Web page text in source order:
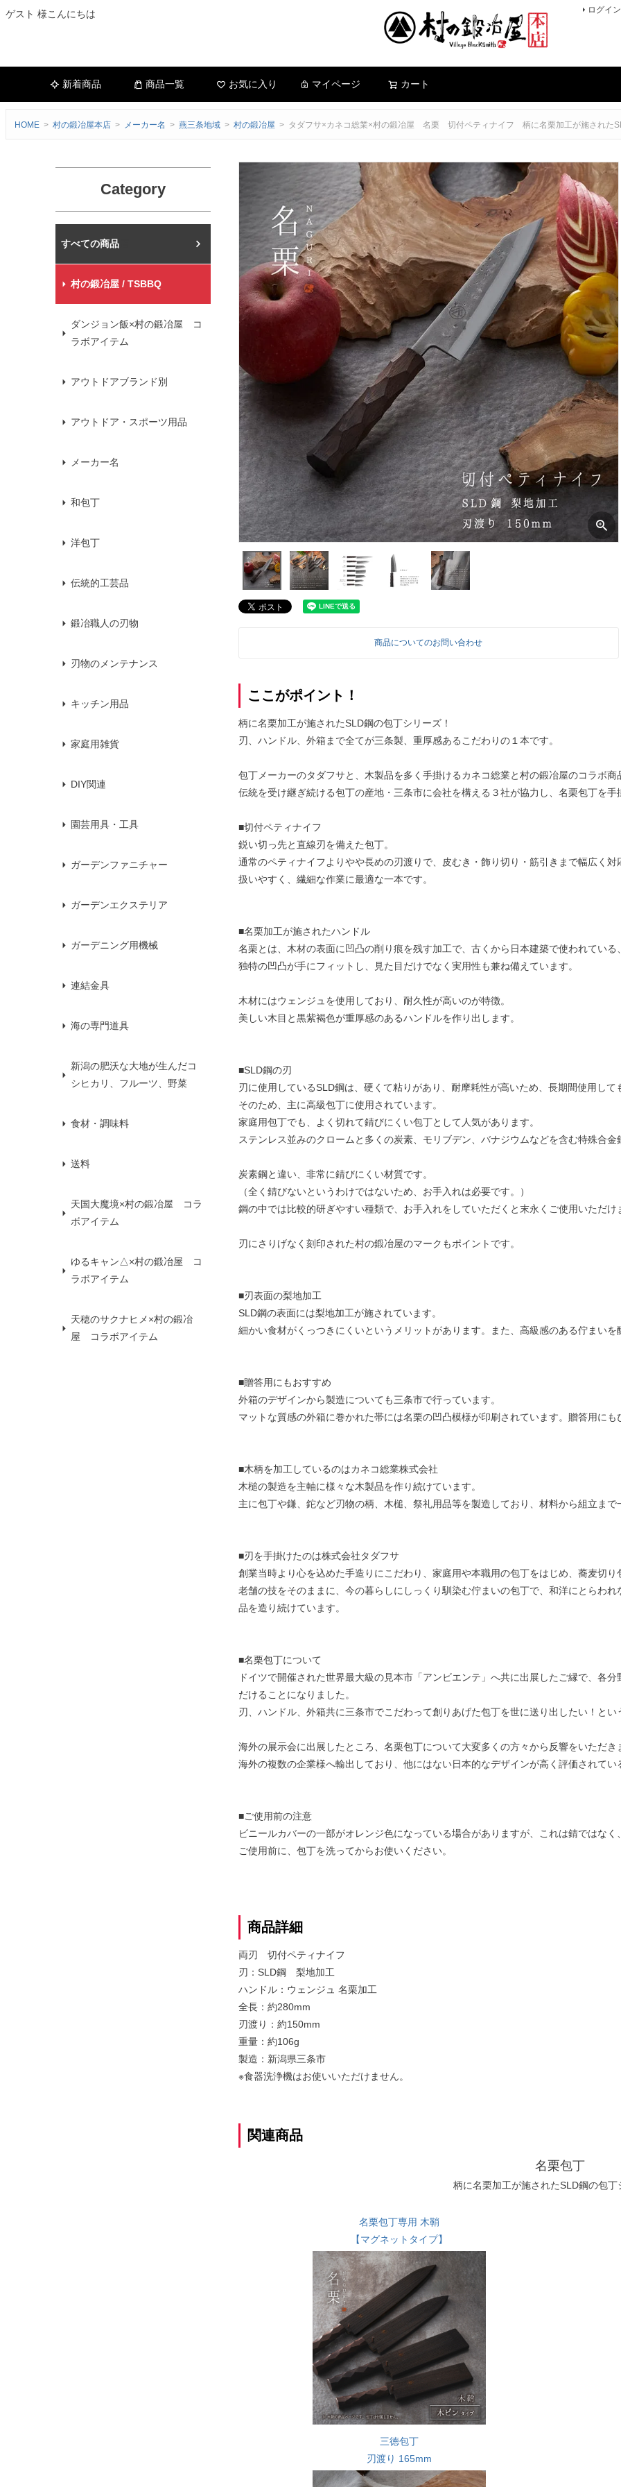
ゲスト 様こんにちは ログイン
新着商品 商品一覧 お気に入り マイページ カート
HOME 村の鍛冶屋本店 メーカー名 燕三条地域 村の鍛冶屋 タダフサ×カネコ総業×村の鍛冶屋 名栗 切付ペティナイフ 柄に名栗加工が施された
Category
村の鍛冶屋本店
村の鍛冶屋 / TSBBQ
ダンジョン飯×村の鍛冶屋 コ
ラボアイテム
アウトドアブランド別
アウトドア・スポーツ用品
メーカー名
和包丁
洋包丁
伝統的工芸品
鍛冶職人の刃物
刃物のメンテナンス
キッチン用品
家庭用雑貨
DIY関連
園芸用具・工具
ガーデンファニチャー
ガーデンエクステリア
ガーデニング用機械
連結金具
海の専門道具
新潟の肥沃な大地が生んだコ
シヒカリ、フルーツ、野菜
食材・調味料
送料
天国大魔境×村の鍛冶屋 コラ
ボアイテム
ゆるキャン△×村の鍛冶屋 コ
ラボアイテム
天穂のサクナヒメ×村の鍛冶
屋 コラボアイテム
商品についてのお問い合わせ
ここがポイント！
柄に名栗加工が施されたSLD鋼の包丁シリーズ！
刃、ハンドル、外箱まで全てが三条製、重厚感あるこだわりの１本です。
包丁メーカーのタダフサと、木製品を多く手掛けるカネコ総業と村の鍛冶屋のコラボ商
伝統を受け継ぎ続ける包丁の産地・三条市に会社を構える３社が協力し、名栗包丁を手
■切付ペティナイフ
鋭い切っ先と直線刃を備えた包丁。
通常のペティナイフよりやや長めの刃渡りで、皮むき・飾り切り・筋引きまで幅広く対
扱いやすく、繊細な作業に最適な一本です。
■名栗加工が施されたハンドル
名栗とは、木材の表面に凹凸の削り痕を残す加工で、古くから日本建築で使われている
独特の凹凸が手にフィットし、見た目だけでなく実用性も兼ね備えています。
木材にはウェンジュを使用しており、耐久性が高いのが特徴。
美しい木目と黒紫褐色が重厚感のあるハンドルを作り出します。
■SLD鋼の刃
刃に使用しているSLD鋼は、硬くて粘りがあり、耐摩耗性が高いため、長期間使用して
そのため、主に高級包丁に使用されています。
家庭用包丁でも、よく切れて錆びにくい包丁として人気があります。
ステンレス並みのクロームと多くの炭素、モリブデン、バナジウムなどを含む特殊合金
炭素鋼と違い、非常に錆びにくい材質です。
（全く錆びないというわけではないため、お手入れは必要です。）
鋼の中では比較的研ぎやすい種類で、お手入れをしていただくと末永くご使用いただけ
刃にさりげなく刻印された村の鍛冶屋のマークもポイントです。
■刃表面の梨地加工
SLD鋼の表面には梨地加工が施されています。
細かい食材がくっつきにくいというメリットがあります。また、高級感のある佇まいを
■贈答用にもおすすめ
外箱のデザインから製造についても三条市で行っています。
マットな質感の外箱に巻かれた帯には名栗の凹凸模様が印刷されています。贈答用にも
■木柄を加工しているのはカネコ総業株式会社
木槌の製造を主軸に様々な木製品を作り続けています。
主に包丁や鎌、鉈など刃物の柄、木槌、祭礼用品等を製造しており、材料から組立まで
■刃を手掛けたのは株式会社タダフサ
創業当時より心を込めた手造りにこだわり、家庭用や本職用の包丁をはじめ、蕎麦切り
老舗の技をそのままに、今の暮らしにしっくり馴染む佇まいの包丁で、和洋にとらわ
品を造り続けています。
■名栗包丁について
ドイツで開催された世界最大級の見本市「アンビエンテ」へ共に出展したご縁で、各
だけることになりました。
刃、ハンドル、外箱共に三条市でこだわって創りあげた包丁を世に送り出したい！とい
海外の展示会に出展したところ、名栗包丁について大変多くの方々から反響をいただき
海外の複数の企業様へ輸出しており、他にはない日本的なデザインが高く評価されてい
■ご使用前の注意
ビニールカバーの一部がオレンジ色になっている場合がありますが、これは錆ではなく
ご使用前に、包丁を洗ってからお使いください。
商品詳細
両刃 切付ペティナイフ
刃：SLD鋼 梨地加工
ハンドル：ウェンジュ 名栗加工
全長：約280mm
刃渡り：約150mm
重量：約106g
製造：新潟県三条市
※食器洗浄機はお使いいただけません。
関連商品
名栗包丁
柄に名栗加工が施されたSLD鋼の包丁
名栗包丁専用 木鞘
【マグネットタイプ】
三徳包丁
刃渡り 165mm